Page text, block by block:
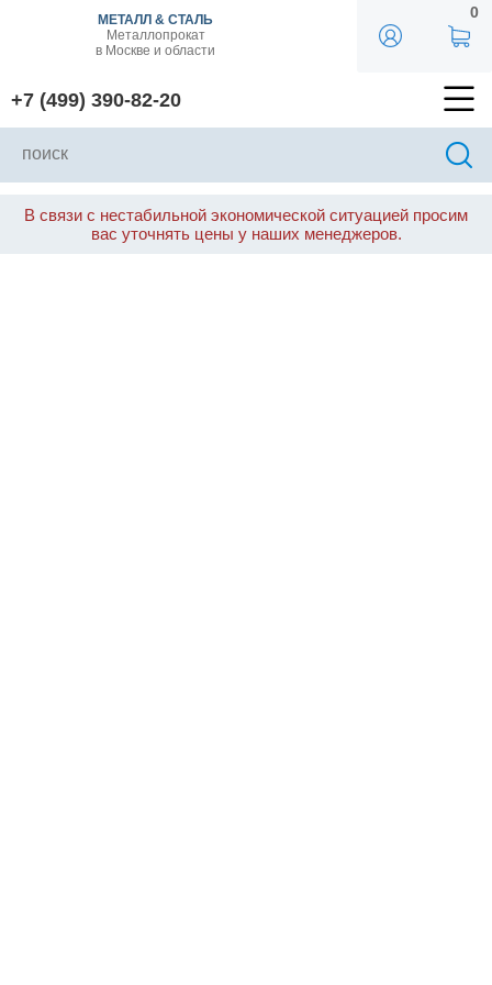
МЕТАЛЛ & СТАЛЬ
Металлопрокат
в Москве и области
+7 (499) 390-82-20
0
В связи с нестабильной экономической ситуацией просим
вас уточнять цены у наших менеджеров.